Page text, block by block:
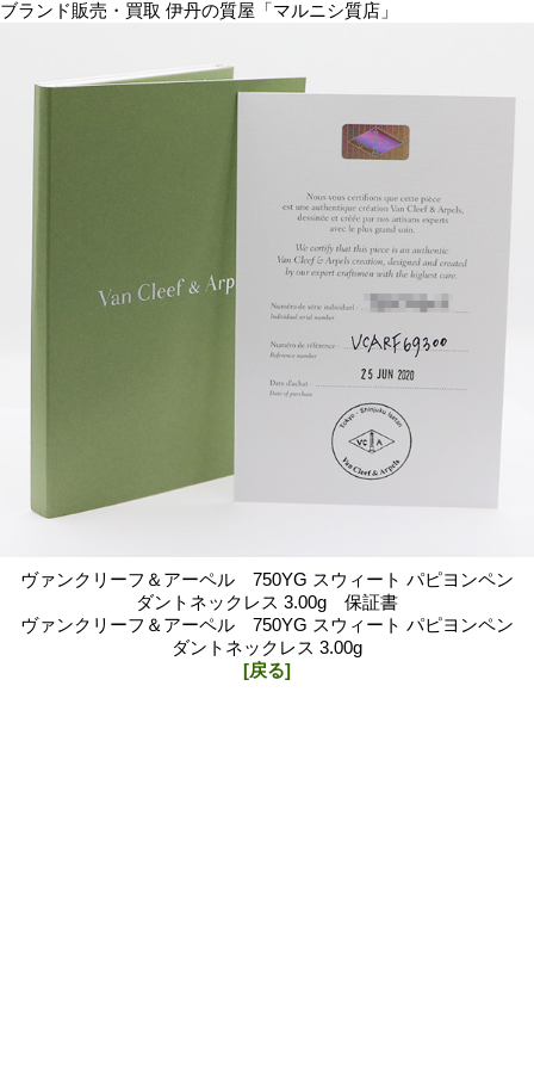
ブランド販売・買取 伊丹の質屋「マルニシ質店」
ヴァンクリーフ＆アーペル 750YG スウィート パピヨンペン
ダントネックレス 3.00g 保証書
ヴァンクリーフ＆アーペル 750YG スウィート パピヨンペン
ダントネックレス 3.00g
[戻る]